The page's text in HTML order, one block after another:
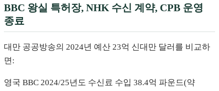
BBC 왕실 특허장, NHK 수신 계약, CPB 운영
종료
대만 공공방송의 2024년 예산 23억 신대만 달러를 비교하
면:
영국 BBC 2024/25년도 수신료 수입 38.4억 파운드(약